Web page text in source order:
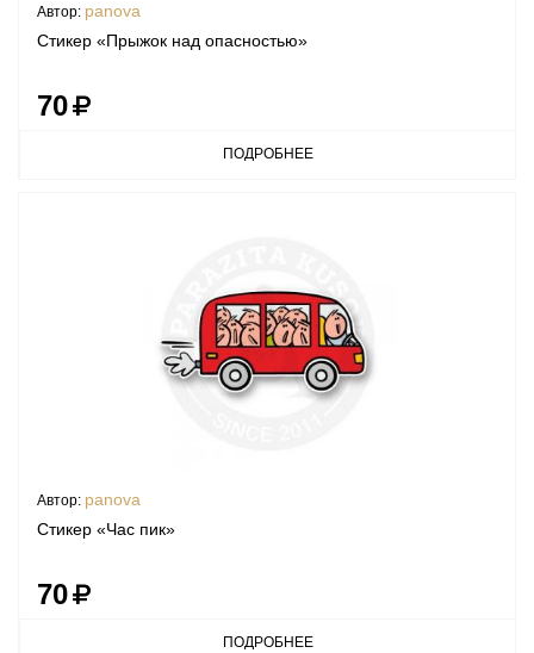
Автор: panova
Стикер «Прыжок над опасностью»
70
ПОДРОБНЕЕ
Автор: panova
Стикер «Час пик»
70
ПОДРОБНЕЕ